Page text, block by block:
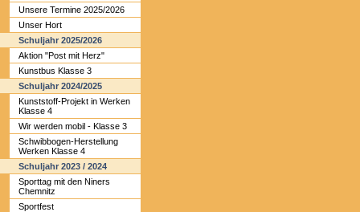
Unsere Termine 2025/2026
Unser Hort
Schuljahr 2025/2026
Aktion "Post mit Herz"
Kunstbus Klasse 3
Schuljahr 2024/2025
Kunststoff-Projekt in Werken
Klasse 4
Wir werden mobil - Klasse 3
Schwibbogen-Herstellung
Werken Klasse 4
Schuljahr 2023 / 2024
Sporttag mit den Niners
Chemnitz
Sportfest